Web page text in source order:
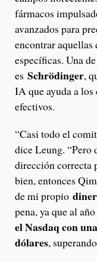
fármacos
avanzados para
encontrar aquellas
específicas. Una
es Schrödinger,
IA que ayuda a
efectivos.
“Casi todo el
dice Leung. “Pero
dirección correcta
bien, entonces
de mi propio
pena, ya que al
el Nasdaq con
dólares,